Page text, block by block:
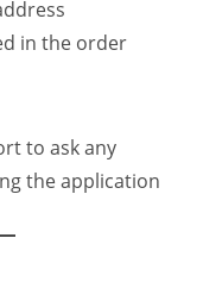
in the order
to ask any
the application